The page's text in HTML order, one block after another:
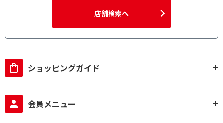
店舗検索へ
ショッピングガイド
会員メニュー